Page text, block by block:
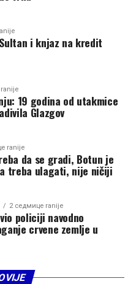
i knjaz na kredit
19 godina od utakmice
Glazgov
ranije
da se gradi, Botun je
treba ulagati, nije ničiji
2 седмице ranije
policiji navodno
crvene zemlje u